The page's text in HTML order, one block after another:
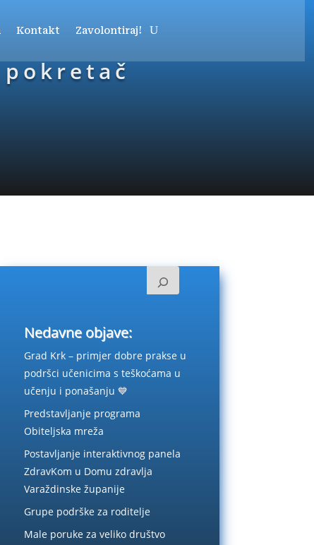
Kontakt Zavolontiraj!
pokretač
Nedavne objave:
Grad Krk – primjer dobre prakse u
podršci učenicima s teškoćama u
učenju i ponašanju 💙
Predstavljanje programa
Obiteljska mreža
Postavljanje interaktivnog panela
ZdravKom u Domu zdravlja
Varaždinske županije
Grupe podrške za roditelje
Male poruke za veliko društvo